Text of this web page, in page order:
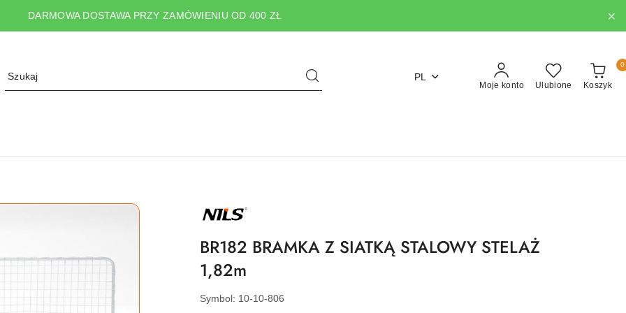
DARMOWA DOSTAWA PRZY ZAMÓWIENIU OD 400 ZŁ
PL
Moje konto Ulubione Koszyk
0
NAZWA
PRODUCENTA:
BR182 BRAMKA Z SIATKĄ STALOWY STELAŻ
1,82m
Symbol: 10-10-806